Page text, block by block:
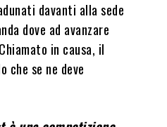
davanti alla sede
dove ad avanzare
in causa, il
che se ne deve